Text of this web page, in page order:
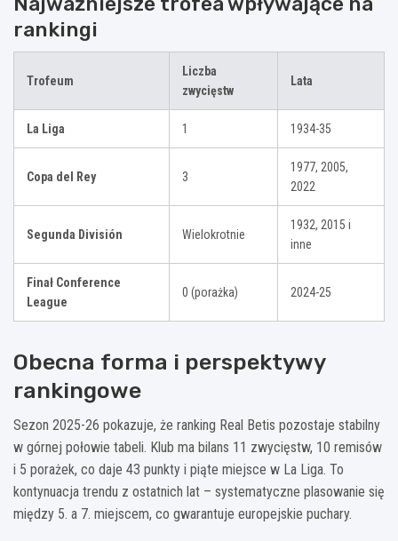
rankingi
Trofeum
Liczba
zwycięstw
Lata
La Liga 1 1934-35
Copa del Rey 3
1977, 2005,
2022
Segunda División Wielokrotnie
1932, 2015 i
inne
Finał Conference
League
0 (porażka) 2024-25
Obecna forma i perspektywy
rankingowe
Sezon 2025-26 pokazuje, że ranking Real Betis pozostaje stabilny
w górnej połowie tabeli. Klub ma bilans 11 zwycięstw, 10 remisów
i 5 porażek, co daje 43 punkty i piąte miejsce w La Liga. To
kontynuacja trendu z ostatnich lat – systematyczne plasowanie się
między 5. a 7. miejscem, co gwarantuje europejskie puchary.